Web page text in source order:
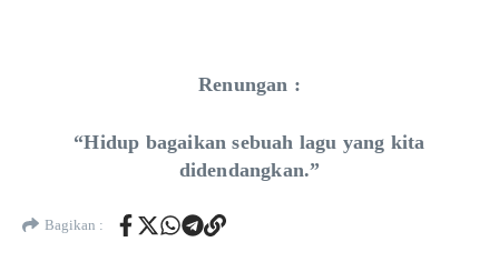
Renungan :
“Hidup bagaikan sebuah lagu yang kita
didendangkan.”
Bagikan :